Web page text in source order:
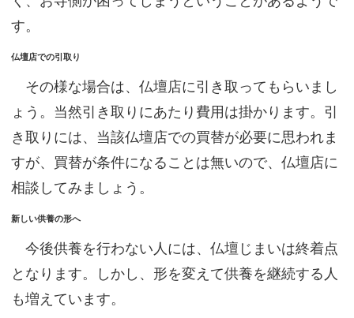
す。
仏壇店での引取り
その様な場合は、仏壇店に引き取ってもらいまし
ょう。当然引き取りにあたり費用は掛かります。引
き取りには、当該仏壇店での買替が必要に思われま
すが、買替が条件になることは無いので、仏壇店に
相談してみましょう。
新しい供養の形へ
今後供養を行わない人には、仏壇じまいは終着点
となります。しかし、形を変えて供養を継続する人
も増えています。